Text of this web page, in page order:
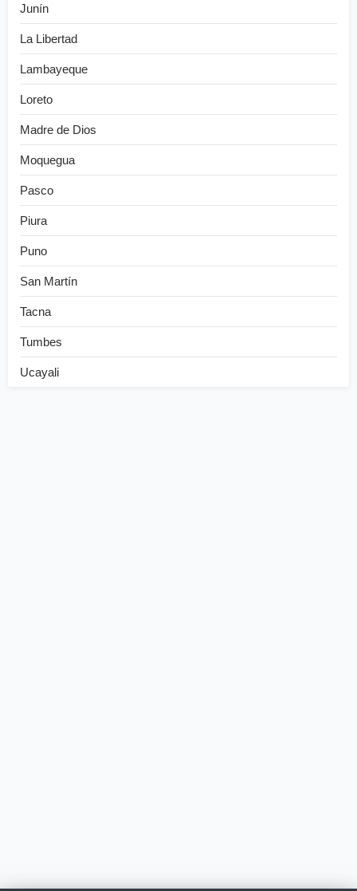
Junín
La Libertad
Lambayeque
Loreto
Madre de Dios
Moquegua
Pasco
Piura
Puno
San Martín
Tacna
Tumbes
Ucayali